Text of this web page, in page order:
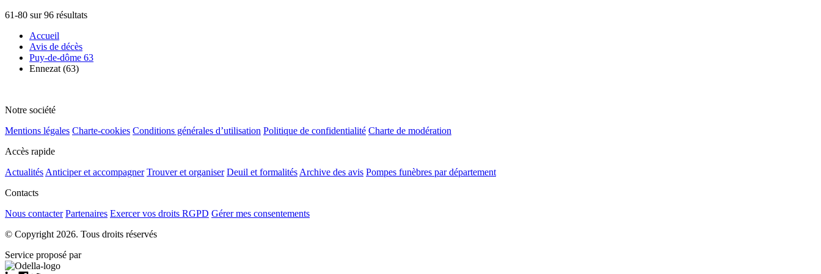
61-80 sur 96 résultats
Accueil
Avis de décès
Puy-de-dôme 63
Ennezat (63)
Notre société
Mentions légales Charte-cookies Conditions générales d’utilisation Politique de confidentialité Charte de modération
Accès rapide
Actualités Anticiper et accompagner Trouver et organiser Deuil et formalités Archive des avis Pompes funèbres par département
Contacts
Nous contacter Partenaires Exercer vos droits RGPD Gérer mes consentements
© Copyright 2026. Tous droits réservés
Service proposé par